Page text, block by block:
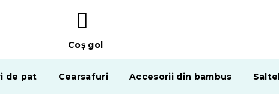
COŞ
DE
Coş gol
de pat Cearsafuri Accesorii din bambus